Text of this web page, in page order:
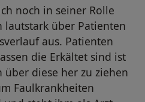
noch in seiner Rolle
lautstark über Patienten
aus. Patienten
die Erkältet sind ist
über diese her zu ziehen
Faulkrankheiten